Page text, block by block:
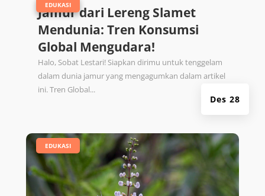
Jamur dari Lereng Slamet
Mendunia: Tren Konsumsi
Global Mengudara!
Des 28
EDUKASI
Halo, Sobat Lestari! Siapkan dirimu untuk tenggelam
dalam dunia jamur yang mengagumkan dalam artikel
ini. Tren Global...
| EDUKASI